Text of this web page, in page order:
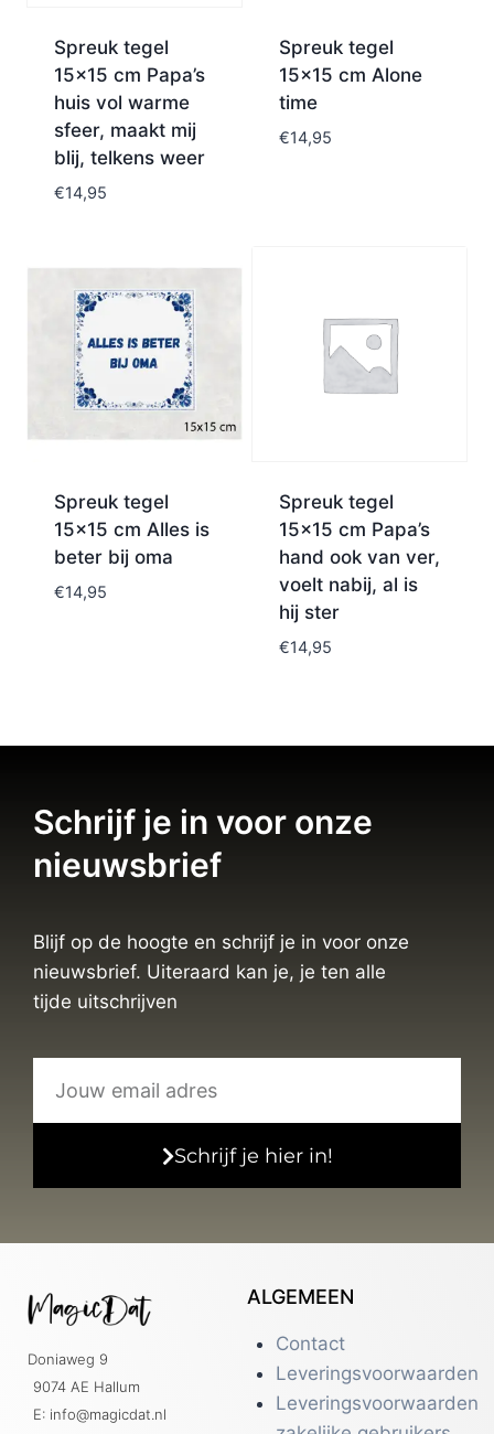
Spreuk tegel
15×15 cm Papa’s
huis vol warme
sfeer, maakt mij
blij, telkens weer
€14,95
Spreuk tegel
15×15 cm Alone
time
€14,95
Spreuk tegel
15×15 cm Alles is
beter bij oma
€14,95
Spreuk tegel
15×15 cm Papa’s
hand ook van ver,
voelt nabij, al is
hij ster
€14,95
Schrijf je in voor onze
nieuwsbrief
Blijf op de hoogte en schrijf je in voor onze
nieuwsbrief. Uiteraard kan je, je ten alle
tijde uitschrijven
Schrijf je hier in!
Doniaweg 9
9074 AE Hallum
E: info@magicdat.nl
ALGEMEEN
Contact
Leveringsvoorwaarden
Leveringsvoorwaarden